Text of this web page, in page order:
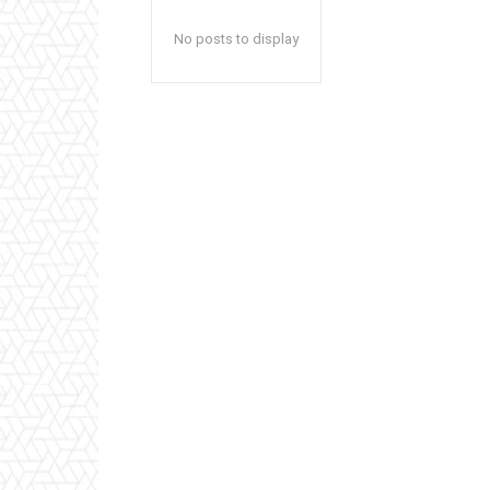
No posts to display